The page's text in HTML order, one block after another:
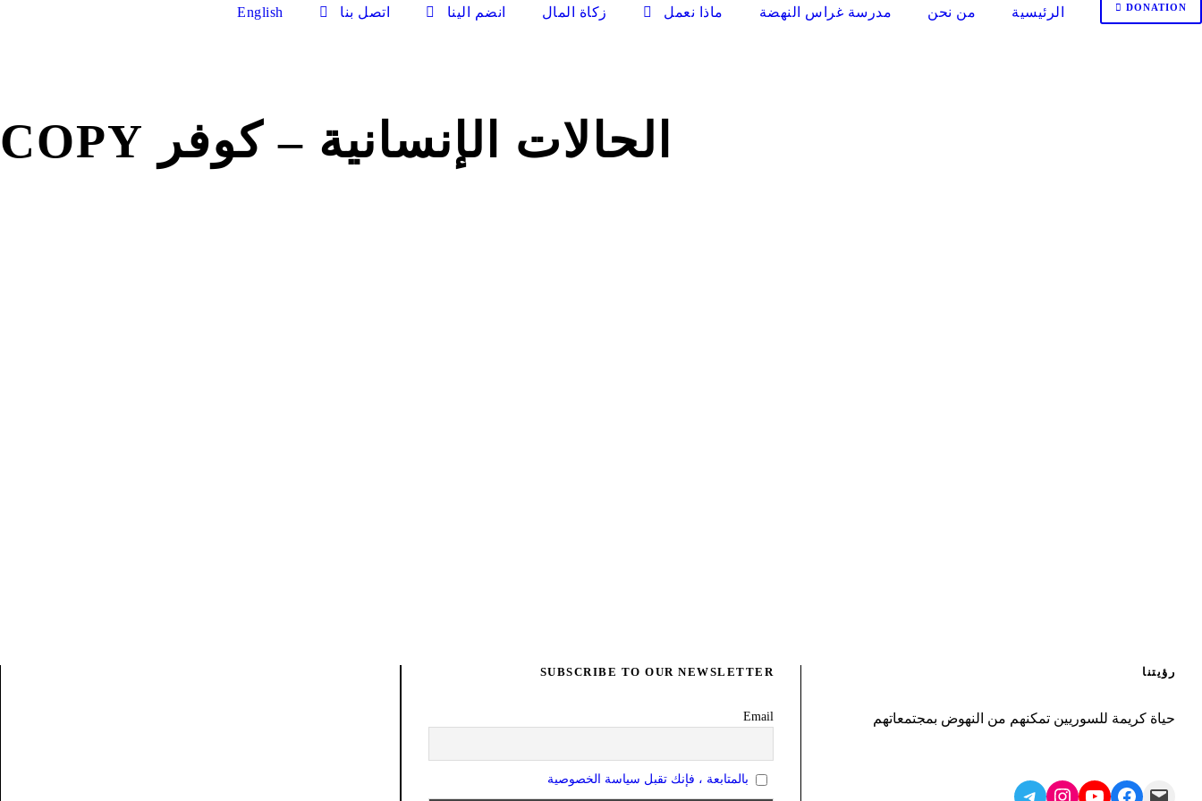
الرئيسية من نحن مدرسة غراس النهضة ماذا نعمل زكاة المال انضم الينا اتصل بنا English DONATION
الحالات الإنسانية – كوفر COPY
رؤيتنا
حياة كريمة للسوريين تمكنهم من النهوض بمجتمعاتهم
Mail
Facebook
YouTube
Instagram
Telegram
SUBSCRIBE TO OUR NEWSLETTER
Email
بالمتابعة ، فإنك تقبل سياسة الخصوصية